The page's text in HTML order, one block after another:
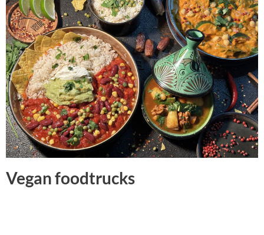
Vegan foodtrucks